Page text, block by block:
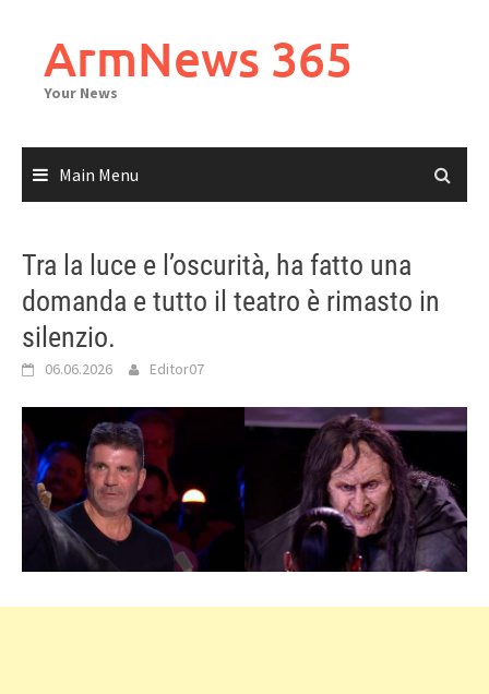
contentArmNews 365
Your News
Main Menu
Tra la luce e l’oscurità, ha fatto una
domanda e tutto il teatro è rimasto in
silenzio.
06.06.2026 Editor07